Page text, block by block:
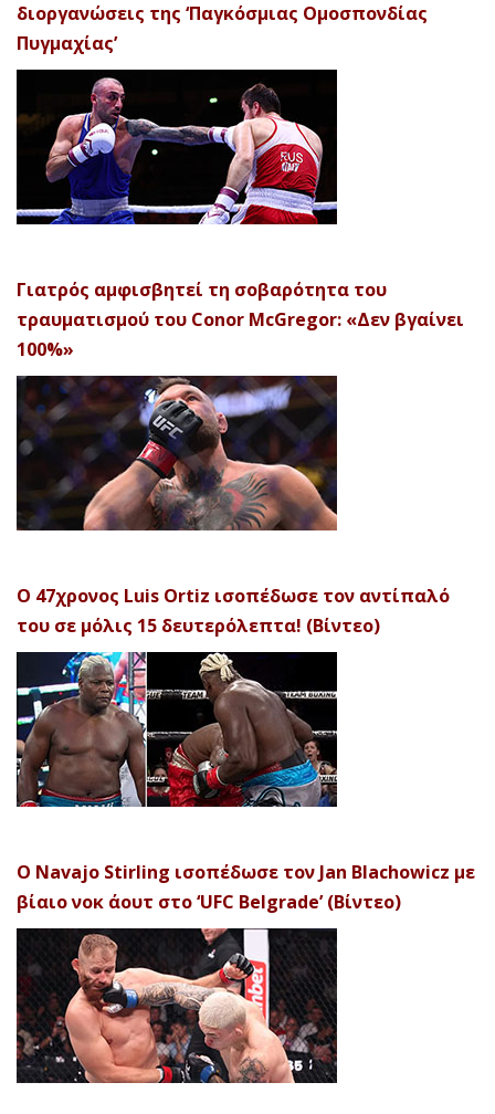
διοργανώσεις της ‘Παγκόσμιας Ομοσπονδίας
Πυγμαχίας’
Γιατρός αμφισβητεί τη σοβαρότητα του
τραυματισμού του Conor McGregor: «Δεν βγαίνει
100%»
Ο 47χρονος Luis Ortiz ισοπέδωσε τον αντίπαλό
του σε μόλις 15 δευτερόλεπτα! (Βίντεο)
Ο Navajo Stirling ισοπέδωσε τον Jan Blachowicz με
βίαιο νοκ άουτ στο ‘UFC Belgrade’ (Βίντεο)